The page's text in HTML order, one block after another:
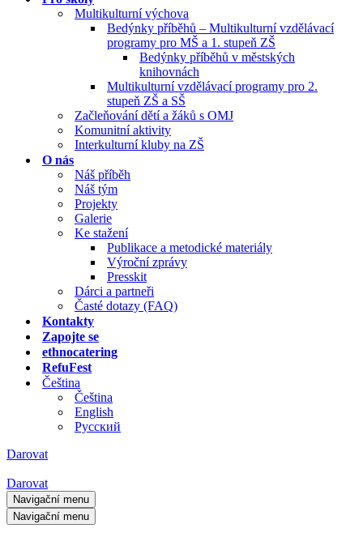
Multikulturní výchova
Bedýnky příběhů – Multikulturní vzdělávací
programy pro MŠ a 1. stupeň ZŠ
Bedýnky příběhů v městských
knihovnách
Multikulturní vzdělávací programy pro 2.
stupeň ZŠ a SŠ
Začleňování dětí a žáků s OMJ
Komunitní aktivity
Interkulturní kluby na ZŠ
O nás
Náš příběh
Náš tým
Projekty
Galerie
Ke stažení
Publikace a metodické materiály
Výroční zprávy
Presskit
Dárci a partneři
Časté dotazy (FAQ)
Kontakty
Zapojte se
ethnocatering
RefuFest
Čeština
Čeština
English
Русский
Darovat
Darovat
Navigační menu
Navigační menu